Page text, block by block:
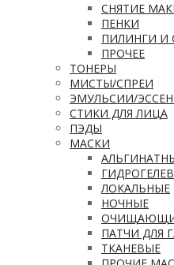
СНЯТИЕ
ПЕНКИ
ПИЛИНГИ И
ПРОЧЕЕ
ТОНЕРЫ
МИСТЫ/СПРЕИ
ЭМУЛЬСИИ/
СТИКИ ДЛЯ ЛИЦА
ПЭДЫ
МАСКИ
ЛОКАЛЬНЫЕ
НОЧНЫЕ
ПАТЧИ ДЛЯ
ТКАНЕВЫЕ